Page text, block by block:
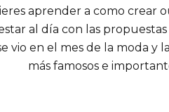
aprender a como crear
al día con las
vio en el mes de la moda y
más famosos e